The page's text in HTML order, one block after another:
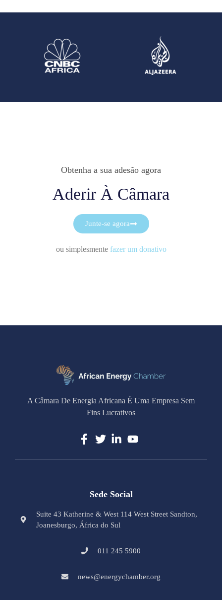
Obtenha a sua adesão agora
Aderir À Câmara
Junte-se agora
ou simplesmente fazer um donativo
A Câmara De Energia Africana É Uma Empresa Sem
Fins Lucrativos
Sede Social
Suite 43 Katherine & West 114 West Street Sandton,
Joanesburgo, África do Sul
011 245 5900
news@energychamber.org